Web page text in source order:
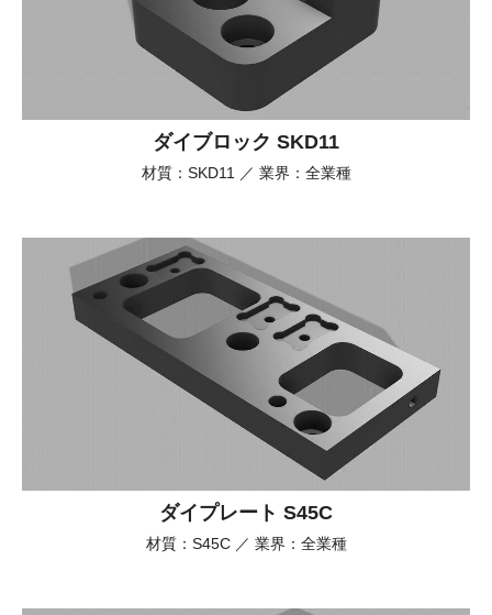
ダイブロック SKD11
材質：SKD11 ／ 業界：全業種
ダイプレート S45C
材質：S45C ／ 業界：全業種